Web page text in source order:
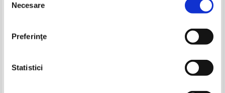
consimțământului
Necesare
Preferinţe
Statistici
Adaugă în coș
-40%